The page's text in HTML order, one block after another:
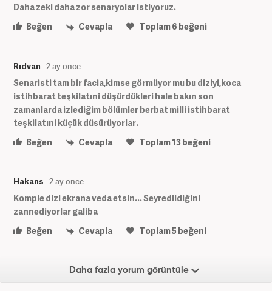
Daha zeki daha zor senaryolar istiyoruz.
Beğen
Cevapla Toplam6 beğeni
Rıdvan 2 ay önce
Senaristi tam bir facia,kimse görmüyor mu bu diziyi,koca
istihbarat teşkilatıni düşürdükleri hale bakın son
zamanlarda izlediğim bölümler berbat milli istihbarat
teşkilatıni küçük düsürüyorlar.
Beğen
Cevapla Toplam13beğeni
Hakans 2 ay önce
Komple dizi ekrana veda etsin... Seyredildiğini
zannediyorlar galiba
Beğen
Cevapla Toplam5beğeni
Daha fazla yorum görüntüle